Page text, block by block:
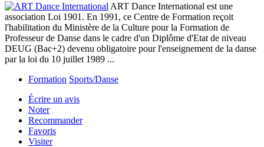
ART Dance International est une
association Loi 1901. En 1991, ce Centre de Formation reçoit
l'habilitation du Ministère de la Culture pour la Formation de
Professeur de Danse dans le cadre d'un Diplôme d'Etat de niveau
DEUG (Bac+2) devenu obligatoire pour l'enseignement de la danse
par la loi du 10 juillet 1989 ...
Formation Sports/Danse
Écrire un avis
Noter
Recommander
Favoris
Visiter